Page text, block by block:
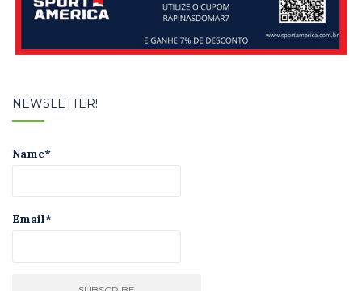
NEWSLETTER!
Name*
Email*